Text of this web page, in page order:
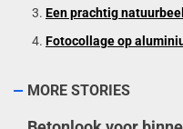
Een prachtig
Fotocollage op
MORE STORIES